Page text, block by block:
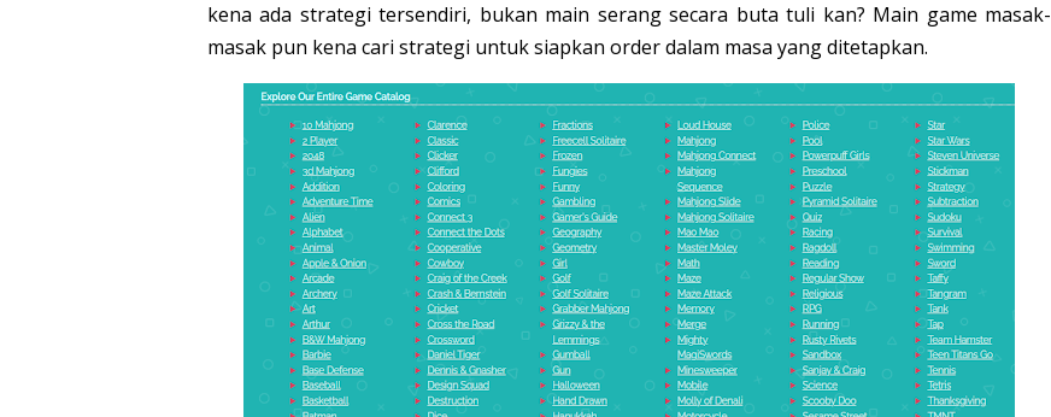
kena ada strategi tersendiri, bukan main serang secara buta tuli kan? Main game masak-
masak pun kena cari strategi untuk siapkan order dalam masa yang ditetapkan.